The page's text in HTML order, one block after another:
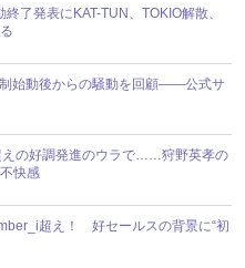
了発表にKAT-TUN、TOKIO解散、
制始動後からの騒動を回顧――公式サ
えの好調発進のウラで……狩野英孝の
快感
超え！ 好セールスの背景に“初